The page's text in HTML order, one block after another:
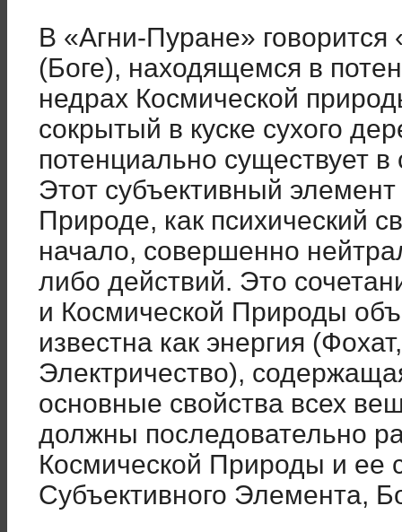
В «Агни-Пуране»
(Боге), находящемся в
недрах Космической
сокрытый в куске сухого
потенциально существует
Этот субъективный
Природе, как психический
начало, совершенно
либо действий. Это
и Космической Природы
известна как энергия
Электричество),
основные свойства всех
должны последовательно
Космической Природы и ее
Субъективного Элемента,